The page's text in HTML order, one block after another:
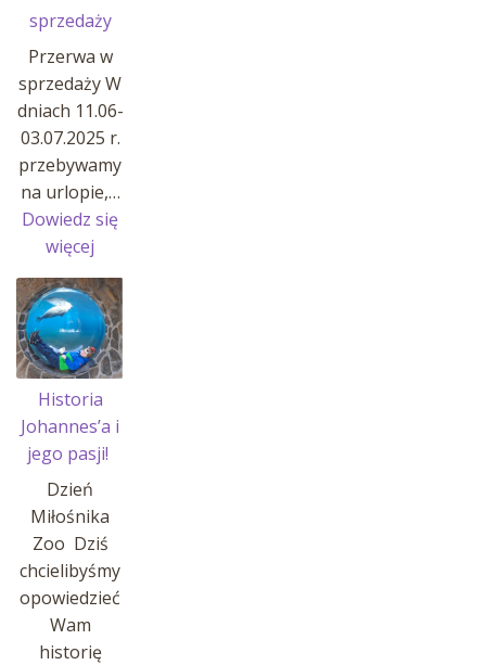
sprzedaży
Przerwa w
sprzedaży W
dniach 11.06-
03.07.2025 r.
przebywamy
na urlopie,…
Dowiedz się
więcej
Przerwa
w
sprzedaży
Historia
Johannes’a i
jego pasji!
Dzień
Miłośnika
Zoo Dziś
chcielibyśmy
opowiedzieć
Wam
historię